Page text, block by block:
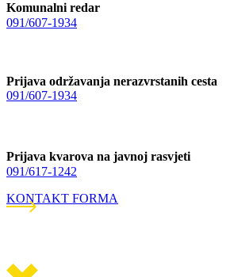
Komunalni redar
091/607-1934
Prijava održavanja nerazvrstanih cesta
091/607-1934
Prijava kvarova na javnoj rasvjeti
091/617-1242
KONTAKT FORMA